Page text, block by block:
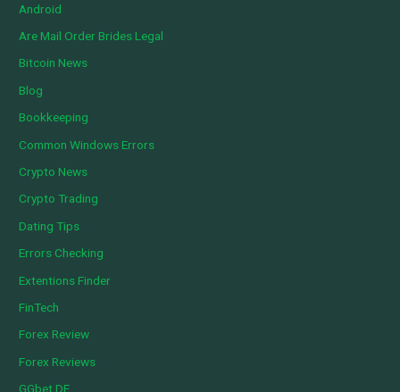
Android
Are Mail Order Brides Legal
Bitcoin News
Blog
Bookkeeping
Common Windows Errors
Crypto News
Crypto Trading
Dating Tips
Errors Checking
Extentions Finder
FinTech
Forex Review
Forex Reviews
GGbet DE